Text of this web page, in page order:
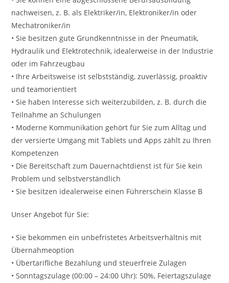
nachweisen, z. B. als Elektriker/in, Elektroniker/in oder
Mechatroniker/in
• Sie besitzen gute Grundkenntnisse in der Pneumatik,
Hydraulik und Elektrotechnik, idealerweise in der Industrie
oder im Fahrzeugbau
• Ihre Arbeitsweise ist selbstständig, zuverlässig, proaktiv
und teamorientiert
• Sie haben Interesse sich weiterzubilden, z. B. durch die
Teilnahme an Schulungen
• Moderne Kommunikation gehört für Sie zum Alltag und
der versierte Umgang mit Tablets und Apps zählt zu Ihren
Kompetenzen
• Die Bereitschaft zum Dauernachtdienst ist für Sie kein
Problem und selbstverständlich
• Sie besitzen idealerweise einen Führerschein Klasse B
Unser Angebot für Sie:
• Sie bekommen ein unbefristetes Arbeitsverhältnis mit
Übernahmeoption
• Übertarifliche Bezahlung und steuerfreie Zulagen
• Sonntagszulage (00:00 – 24:00 Uhr): 50%, Feiertagszulage